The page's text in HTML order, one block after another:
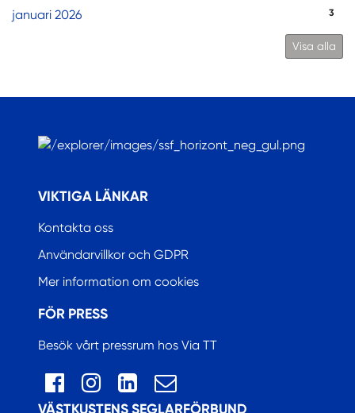
januari 2026 3
Visa alla
VIKTIGA LÄNKAR
Kontakta oss
Användarvillkor och GDPR
Mer information om cookies
FÖR PRESS
Besök vårt pressrum hos Via TT
VÄSTKUSTENS SEGLARFÖRBUND